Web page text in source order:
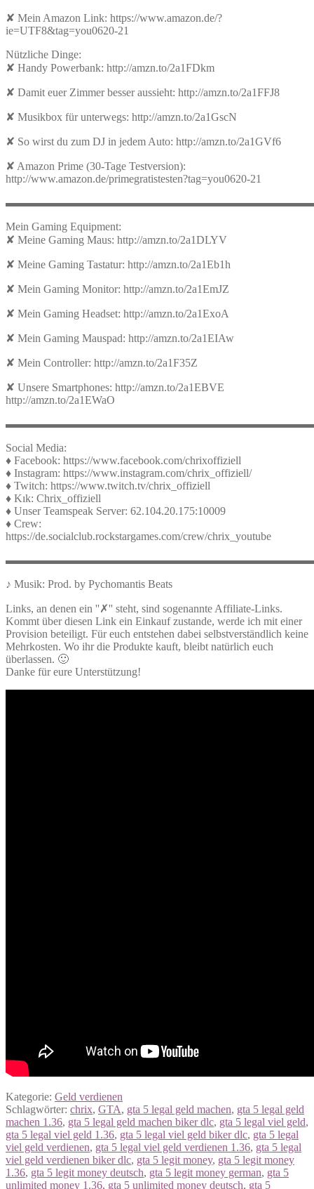
✘ Mein Amazon Link: https://www.amazon.de/?
ie=UTF8&tag=you0620-21
Nützliche Dinge:
✘ Handy Powerbank: http://amzn.to/2a1FDkm
✘ Damit euer Zimmer besser aussieht: http://amzn.to/2a1FFJ8
✘ Musikbox für unterwegs: http://amzn.to/2a1GscN
✘ So wirst du zum DJ in jedem Auto: http://amzn.to/2a1GVf6
✘ Amazon Prime (30-Tage Testversion):
http://www.amazon.de/primegratistesten?tag=you0620-21
Mein Gaming Equipment:
✘ Meine Gaming Maus: http://amzn.to/2a1DLYV
✘ Meine Gaming Tastatur: http://amzn.to/2a1Eb1h
✘ Mein Gaming Monitor: http://amzn.to/2a1EmJZ
✘ Mein Gaming Headset: http://amzn.to/2a1ExoA
✘ Mein Gaming Mauspad: http://amzn.to/2a1EIAw
✘ Mein Controller: http://amzn.to/2a1F35Z
✘ Unsere Smartphones: http://amzn.to/2a1EBVE
http://amzn.to/2a1EWaO
Social Media:
♦ Facebook: https://www.facebook.com/chrixoffiziell
♦ Instagram: https://www.instagram.com/chrix_offiziell/
♦ Twitch: https://www.twitch.tv/chrix_offiziell
♦ Kık: Chrix_offiziell
♦ Unser Teamspeak Server: 62.104.20.175:10009
♦ Crew:
https://de.socialclub.rockstargames.com/crew/chrix_youtube
♪ Musik: Prod. by Pychomantis Beats
Links, an denen ein ''✗'' steht, sind sogenannte Affiliate-Links.
Kommt über diesen Link ein Einkauf zustande, werde ich mit einer
Provision beteiligt. Für euch entstehen dabei selbstverständlich keine
Mehrkosten. Wo ihr die Produkte kauft, bleibt natürlich euch
überlassen. 🙂
Danke für eure Unterstützung!
Kategorie: Geld verdienen
Schlagwörter: chrix, GTA, gta 5 legal geld machen, gta 5 legal geld
machen 1.36, gta 5 legal geld machen biker dlc, gta 5 legal viel geld,
gta 5 legal viel geld 1.36, gta 5 legal viel geld biker dlc, gta 5 legal
viel geld verdienen, gta 5 legal viel geld verdienen 1.36, gta 5 legal
viel geld verdienen biker dlc, gta 5 legit money, gta 5 legit money
1.36, gta 5 legit money deutsch, gta 5 legit money german, gta 5
unlimited money 1.36, gta 5 unlimited money deutsch, gta 5